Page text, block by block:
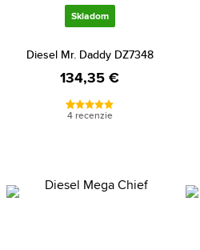
Skladom
Diesel Mr. Daddy DZ7348
134,35 €
4 recenzie